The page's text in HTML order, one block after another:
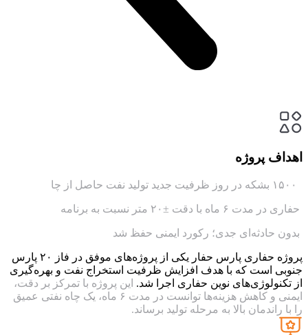
اهداف پروژه
حفاری در مدت ۶ ماه با دقت ±۲۰ متر نسبت به برنامه
بدون حادثه‌ای جدی؛ رکورد ایمنی حفظ شد
پروژه حفاری پارس حفار یکی از پروژه‌های موفق در فاز ۲۰ پارس
جنوبی است که با هدف افزایش ظرفیت استخراج نفت و بهره‌گیری
از تکنولوژی‌های نوین حفاری اجرا شد. این پروژه با تمرکز بر دقت،
ایمنی و کاهش هزینه‌ها توانست در مدت ۶ ماه، یک چاه نفتی عمیق
را با راندمان بالا به مرحله تولید برساند.